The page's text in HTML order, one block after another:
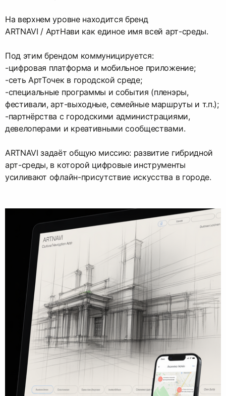
На верхнем уровне находится бренд
ARTNAVI / АртНави как единое имя всей арт-среды.
Под этим брендом коммуницируется:
-цифровая платформа и мобильное приложение;
-сеть АртТочек в городской среде;
-специальные программы и события (пленэры,
фестивали, арт-выходные, семейные маршруты и т.п.);
-партнёрства с городскими администрациями,
девелоперами и креативными сообществами.
ARTNAVI задаёт общую миссию: развитие гибридной
арт-среды, в которой цифровые инструменты
усиливают офлайн-присутствие искусства в городе.